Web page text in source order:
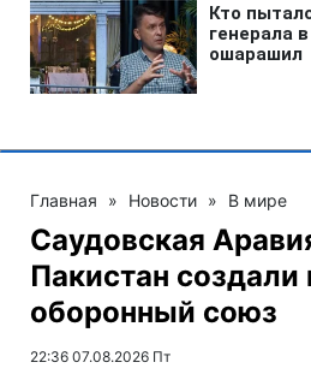
Главная » Новости » В мире
Саудовская
Пакистан создали
оборонный союз
22:36 07.08.2026 Пт